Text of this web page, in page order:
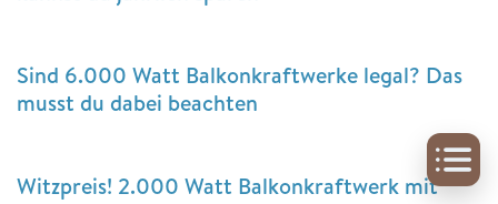
Sind 6.000 Watt Balkonkraftwerke legal? Das
musst du dabei beachten
Witzpreis! 2.000 Watt Balkonkraftwerk mit